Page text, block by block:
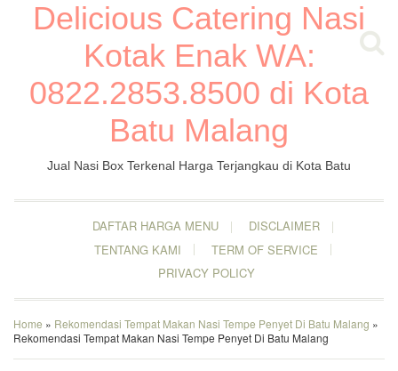
Delicious Catering Nasi
Kotak Enak WA:
0822.2853.8500 di Kota
Batu Malang
Jual Nasi Box Terkenal Harga Terjangkau di Kota Batu
DAFTAR HARGA MENU
DISCLAIMER
TENTANG KAMI
TERM OF SERVICE
PRIVACY POLICY
Home » Rekomendasi Tempat Makan Nasi Tempe Penyet Di Batu Malang »
Rekomendasi Tempat Makan Nasi Tempe Penyet Di Batu Malang